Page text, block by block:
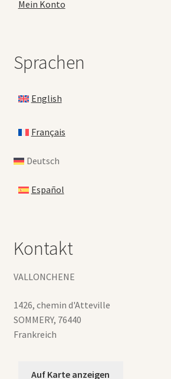
Mein Konto
Sprachen
English
Français
Deutsch
Español
Kontakt
VALLONCHENE
1426, chemin d'Atteville
SOMMERY, 76440
Frankreich
Auf Karte anzeigen